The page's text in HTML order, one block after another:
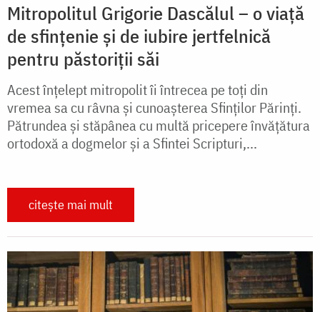
Mitropolitul Grigorie Dascălul – o viață
de sfințenie și de iubire jertfelnică
pentru păstoriții săi
Acest înţelept mitropolit îi întrecea pe toţi din
vremea sa cu râvna şi cunoaşterea Sfinţilor Părinţi.
Pătrundea şi stăpânea cu multă pricepere învăţătura
ortodoxă a dogmelor şi a Sfintei Scripturi,...
citește mai mult